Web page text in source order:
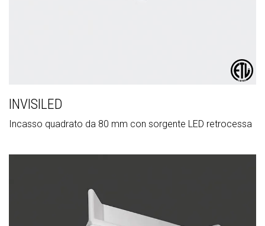
INVISILED
Incasso quadrato da 80 mm con sorgente LED retrocessa